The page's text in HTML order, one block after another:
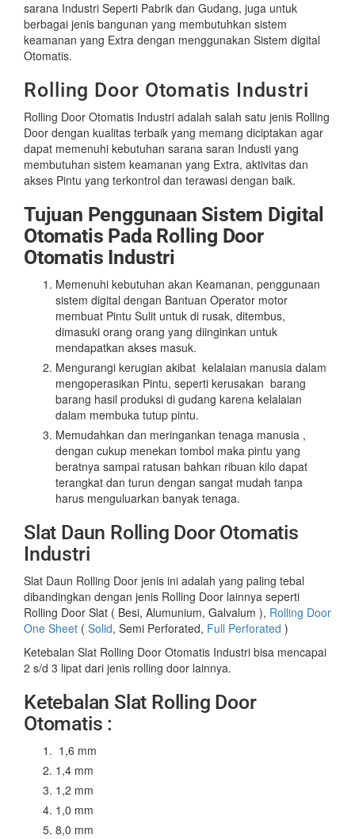
sarana Industri Seperti Pabrik dan Gudang, juga untuk
berbagai jenis bangunan yang membutuhkan sistem
keamanan yang Extra dengan menggunakan Sistem digital
Otomatis.
Rolling Door Otomatis Industri
Rolling Door Otomatis Industri adalah salah satu jenis Rolling
Door dengan kualitas terbaik yang memang diciptakan agar
dapat memenuhi kebutuhan sarana saran Industi yang
membutuhan sistem keamanan yang Extra, aktivitas dan
akses Pintu yang terkontrol dan terawasi dengan baik.
Tujuan Penggunaan Sistem Digital
Otomatis Pada Rolling Door
Otomatis Industri
Memenuhi kebutuhan akan Keamanan, penggunaan
sistem digital dengan Bantuan Operator motor
membuat Pintu Sulit untuk di rusak, ditembus,
dimasuki orang orang yang diinginkan untuk
mendapatkan akses masuk.
Mengurangi kerugian akibat kelalaian manusia dalam
mengoperasikan Pintu, seperti kerusakan barang
barang hasil produksi di gudang karena kelalaian
dalam membuka tutup pintu.
Memudahkan dan meringankan tenaga manusia ,
dengan cukup menekan tombol maka pintu yang
beratnya sampai ratusan bahkan ribuan kilo dapat
terangkat dan turun dengan sangat mudah tanpa
harus menguluarkan banyak tenaga.
Slat Daun Rolling Door Otomatis
Industri
Slat Daun Rolling Door jenis ini adalah yang paling tebal
dibandingkan dengan jenis Rolling Door lainnya seperti
Rolling Door Slat ( Besi, Alumunium, Galvalum ), Rolling Door
One Sheet ( Solid, Semi Perforated, Full Perforated )
Ketebalan Slat Rolling Door Otomatis Industri bisa mencapai
2 s/d 3 lipat dari jenis rolling door lainnya.
Ketebalan Slat Rolling Door
Otomatis :
1,6 mm
1,4 mm
1,2 mm
1,0 mm
8,0 mm